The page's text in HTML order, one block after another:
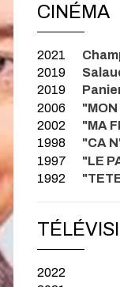
CINÉMA
2021
2019
2019
2006
2002
"MA
1998
"CA
1997
"LE
1992
2022